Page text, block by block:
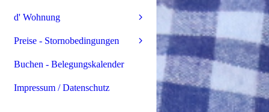
d' Wohnung
Preise - Stornobedingungen
Buchen - Belegungskalender
Impressum / Datenschutz